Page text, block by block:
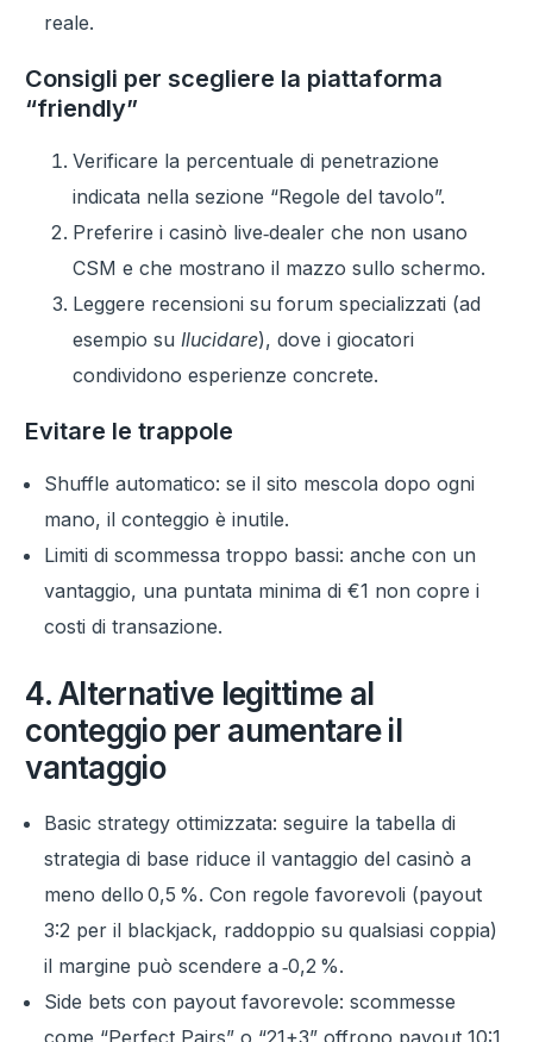
reale.
Consigli per scegliere la piattaforma
“friendly”
Verificare la percentuale di penetrazione
indicata nella sezione “Regole del tavolo”.
Preferire i casinò live‑dealer che non usano
CSM e che mostrano il mazzo sullo schermo.
Leggere recensioni su forum specializzati (ad
esempio su Ilucidare), dove i giocatori
condividono esperienze concrete.
Evitare le trappole
Shuffle automatico: se il sito mescola dopo ogni
mano, il conteggio è inutile.
Limiti di scommessa troppo bassi: anche con un
vantaggio, una puntata minima di €1 non copre i
costi di transazione.
4. Alternative legittime al
conteggio per aumentare il
vantaggio
Basic strategy ottimizzata: seguire la tabella di
strategia di base riduce il vantaggio del casinò a
meno dello 0,5 %. Con regole favorevoli (payout
3:2 per il blackjack, raddoppio su qualsiasi coppia)
il margine può scendere a ‑0,2 %.
Side bets con payout favorevole: scommesse
come “Perfect Pairs” o “21+3” offrono payout 10:1